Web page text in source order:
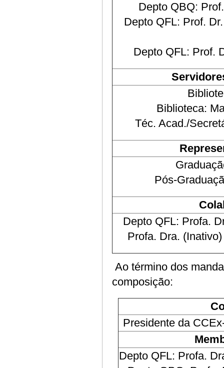
Depto QBQ:
Depto QFL: Prof.
Depto QFL: Prof.
Biblioteca:
Téc. Acad./
Pós-
Depto QFL: Profa.
Profa. Dra.
Ao término dos
composição:
Presidente da
Depto QFL: Profa.